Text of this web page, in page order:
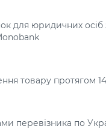
для юридичних
товару протягом
перевізника по